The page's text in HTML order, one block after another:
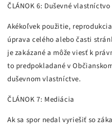
ČLÁNOK 6: Duševné vlastníctvo
Akékoľvek použitie,
úprava celého alebo časti
je zakázané a môže viesť k
to predpokladané v
duševnom vlastníctve.
ČLÁNOK 7: Mediácia
Ak sa spor nedal vyriešiť so